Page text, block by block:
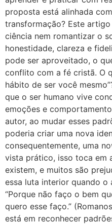
proposta está alinhada
transformação? Este
ciência nem romantizar o
honestidade, clareza e
pode ser aproveitado, o
conflito com a fé cristã. O
hábito de ser você
que o ser humano vive
emoções e
autor, ao mudar esses
poderia criar uma nova
consequentemente, uma
vista prático, isso toca em
existem, e muitos são
essa luta interior quando o
“Porque não faço o bem
quero esse faço.”
está em reconhecer